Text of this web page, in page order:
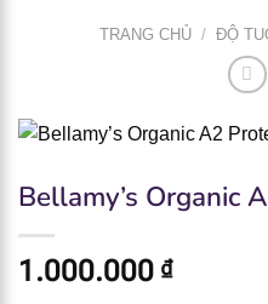
TRANG CHỦ / ĐỘ
Bellamy’s Organic
1.000.000 ₫